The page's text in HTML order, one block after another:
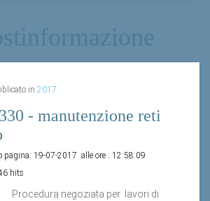
in 2017
- manutenzione reti
pagina: 19-07-2017 alle ore : 12:58:09
hits
Procedura negoziata per lavori di